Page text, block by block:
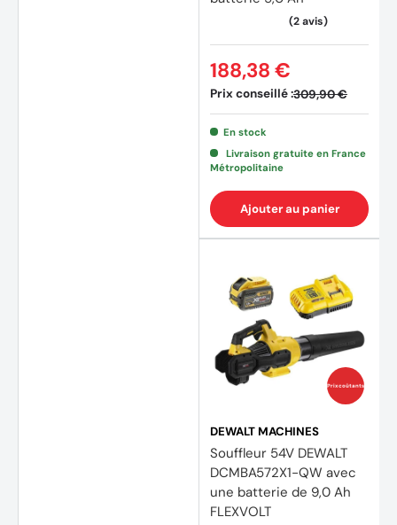
Prix conseillé :309,90 €
188,38 €
En stock
Livraison gratuite en France
Métropolitaine
Ajouter au panier
Prix coûtants
DEWALT MACHINES
Souffleur 54V DEWALT
DCMBA572X1-QW avec
une batterie de 9,0 Ah
FLEXVOLT